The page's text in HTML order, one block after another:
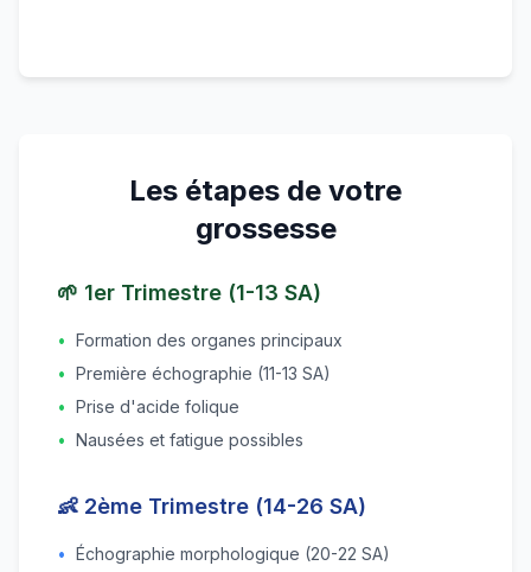
Les étapes de votre
grossesse
🌱 1er Trimestre (1-13 SA)
• Formation des organes principaux
• Première échographie (11-13 SA)
• Prise d'acide folique
• Nausées et fatigue possibles
👶 2ème Trimestre (14-26 SA)
• Échographie morphologique (20-22 SA)